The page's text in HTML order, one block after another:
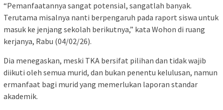
“Pemanfaatannya sangat potensial, sangatlah banyak.
Terutama misalnya nanti berpengaruh pada raport siswa untuk
masuk ke jenjang sekolah berikutnya,” kata Wohon di ruang
kerjanya, Rabu (04/02/26).
Dia menegaskan, meski TKA bersifat pilihan dan tidak wajib
diikuti oleh semua murid, dan bukan penentu kelulusan, namun
ermanfaat bagi murid yang memerlukan laporan standar
akademik.